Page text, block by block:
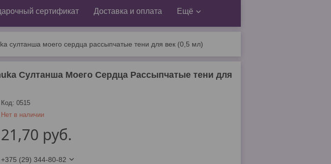
сертификат Доставка и оплата Ещё
султанша моего сердца рассыпчатые тени для век (0,5 мл)
Султанша Моего Сердца Рассыпчатые тени для
Нет в наличии
Код: 0515
21,70 руб.
+375 (29) 344-80-82